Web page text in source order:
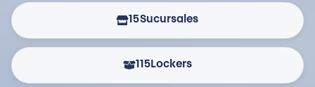
15Sucursales
115Lockers